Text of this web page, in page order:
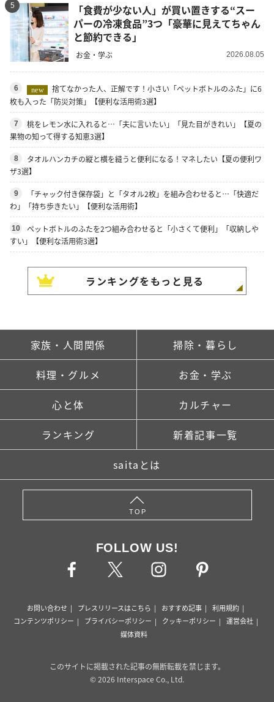
5
「食費が少ない人」が買い置きする“スー
パーの冷凍食品”3つ「豪華に見えてちゃん
と節約できる」
お金・学ぶ 2026.08.05
6 new
捨てなかった人、正解です！小さい「ペットボトルのふた」に6
枚も入った「防災対策」【便利な活用術3選】
7
桃をレモン水に入れると…「夫に言いたい」「見た目がきれい」【夏の
果物の知って得する知恵3選】
8
タオルハンカチの縦と横を縫うと便利になる！マネしたい【夏の便利ワ
ザ3選】
9
「チャック付き保存袋」と「タオル2枚」を組み合わせると…「快適だ
わ」「持ち歩きたい」【便利な活用術】
10
ペットボトルのふたを2つ組み合わせると「小さくて便利」「収納しや
すい」【便利な活用術3選】
ランキングをもっと見る
家族・人間関係 掃除・暮らし
料理・グルメ お金・学ぶ
心と体 カルチャー
ランキング 新着記事一覧
saitaとは
TOP
FOLLOW US!
お問い合わせ プレスリリースはこちら おすすめ記事
利用規約
コンテンツポリシー
プライバシーポリシー クッキーポリシー
運営会社
媒体資料
このサイトに掲載された記事の無断転載を禁じます。
© 2026 Interspace Co., Ltd.